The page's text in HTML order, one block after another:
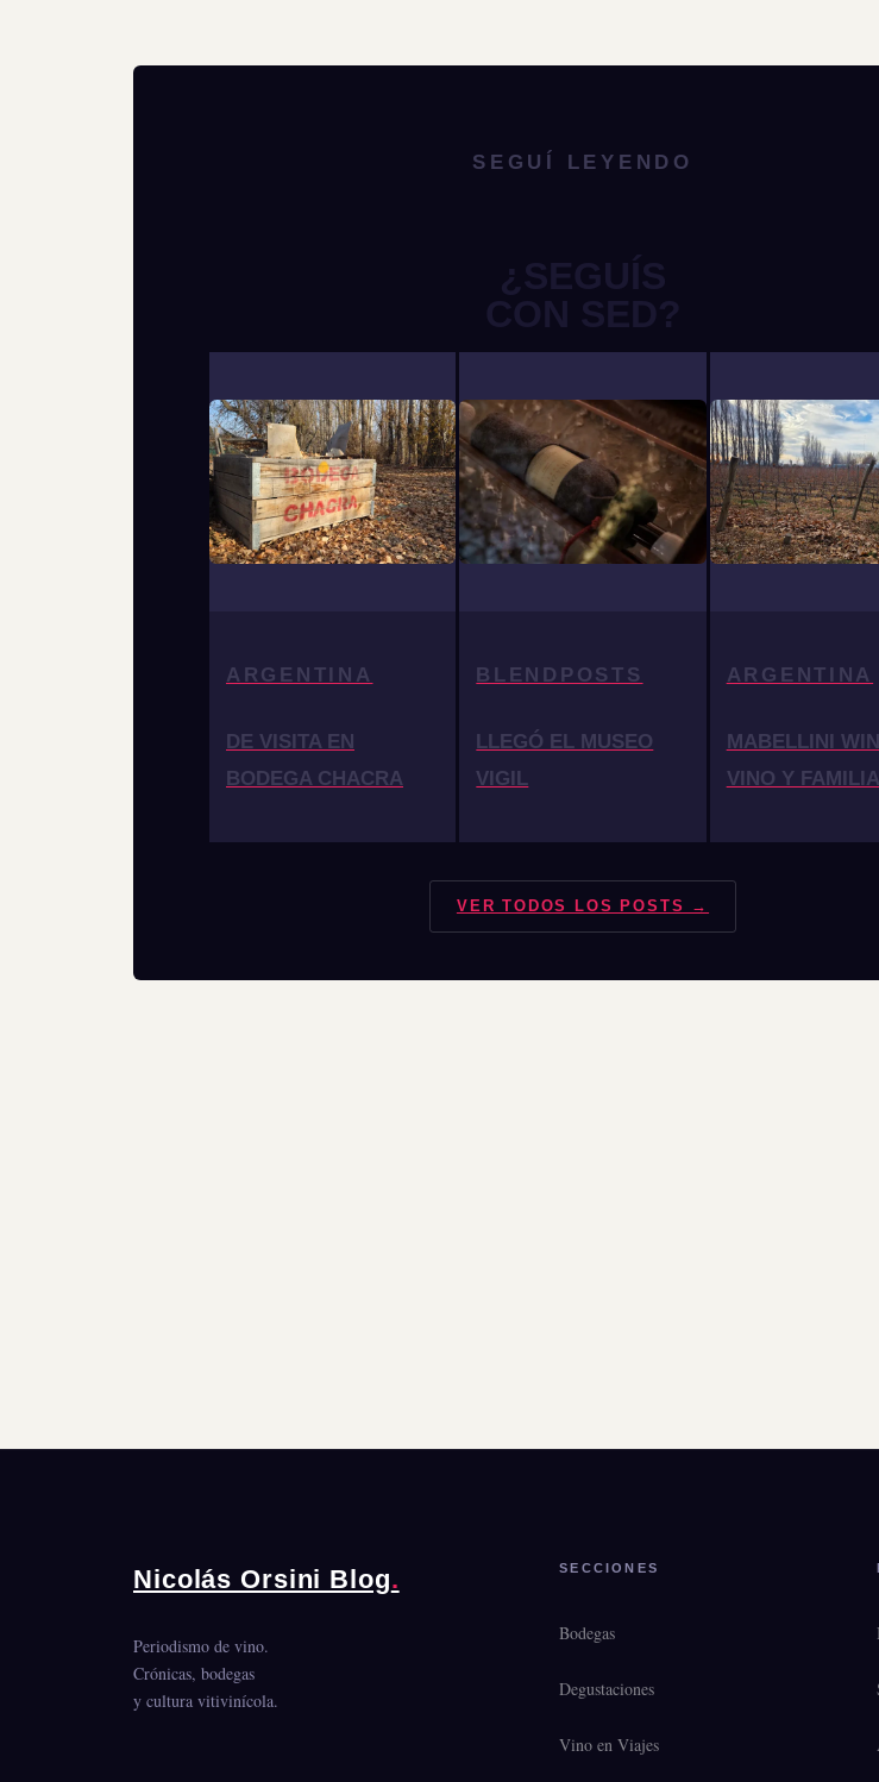
SEGUÍ LEYENDO
¿SEGUÍS
CON SED?
ARGENTINA
DE VISITA EN
BODEGA CHACRA
BLENDPOSTS
LLEGÓ EL MUSEO
VIGIL
ARGENTINA
MABELLINI
VINO Y FAMILIA
VER TODOS LOS POSTS →
Nicolás Orsini Blog.
Periodismo de vino.
Crónicas, bodegas
y cultura vitivinícola.
SECCIONES
Bodegas
Degustaciones
Vino en Viajes